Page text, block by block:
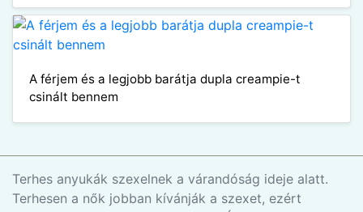
A férjem és a legjobb barátja dupla creampie-t
csinált bennem
Terhes anyukák szexelnek a várandóság ideje alatt.
Terhesen a nők jobban kívánják a szexet, ezért